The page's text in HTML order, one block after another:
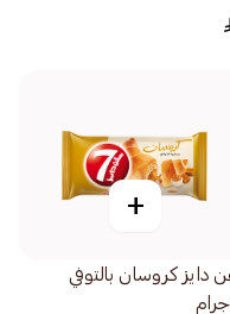
+
دايز كروسان بالتوفي